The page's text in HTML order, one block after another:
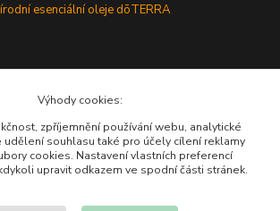
esenciální oleje dōTERRA
Výhody cookies:
zpříjemnění používání webu, analytické
udělení souhlasu také pro účely cílení reklamy
cookies. Nastavení vlastních preferencí
upravit odkazem ve spodní části stránek.